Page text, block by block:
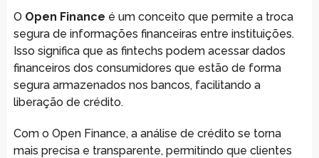
O Open Finance é um conceito que permite a troca
segura de informações financeiras entre instituições.
Isso significa que as fintechs podem acessar dados
financeiros dos consumidores que estão de forma
segura armazenados nos bancos, facilitando a
liberação de crédito.
Com o Open Finance, a análise de crédito se torna
mais precisa e transparente, permitindo que clientes